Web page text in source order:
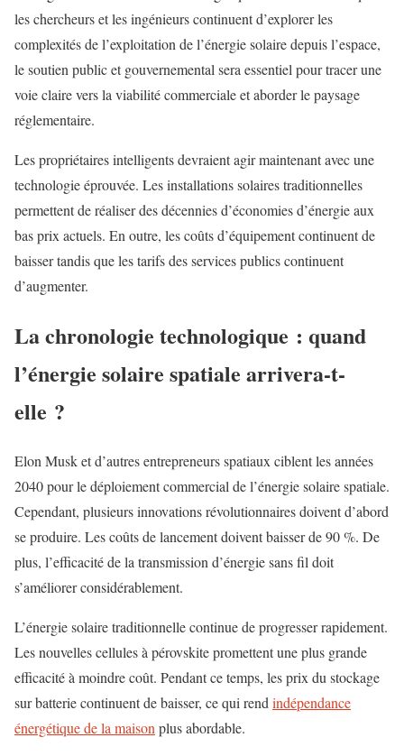
les chercheurs et les ingénieurs continuent d’explorer les
complexités de l’exploitation de l’énergie solaire depuis l’espace,
le soutien public et gouvernemental sera essentiel pour tracer une
voie claire vers la viabilité commerciale et aborder le paysage
réglementaire.
Les propriétaires intelligents devraient agir maintenant avec une
technologie éprouvée. Les installations solaires traditionnelles
permettent de réaliser des décennies d’économies d’énergie aux
bas prix actuels. En outre, les coûts d’équipement continuent de
baisser tandis que les tarifs des services publics continuent
d’augmenter.
La chronologie technologique : quand
l’énergie solaire spatiale arrivera-t-
elle ?
Elon Musk et d’autres entrepreneurs spatiaux ciblent les années
2040 pour le déploiement commercial de l’énergie solaire spatiale.
Cependant, plusieurs innovations révolutionnaires doivent d’abord
se produire. Les coûts de lancement doivent baisser de 90 %. De
plus, l’efficacité de la transmission d’énergie sans fil doit
s’améliorer considérablement.
L’énergie solaire traditionnelle continue de progresser rapidement.
Les nouvelles cellules à pérovskite promettent une plus grande
efficacité à moindre coût. Pendant ce temps, les prix du stockage
sur batterie continuent de baisser, ce qui rend indépendance
énergétique de la maison plus abordable.